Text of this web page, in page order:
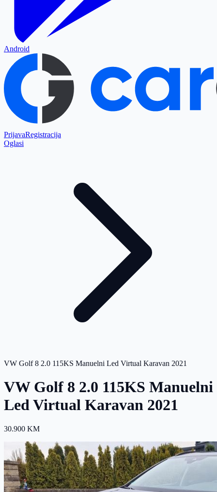
Android
PrijavaRegistracija
Oglasi
VW Golf 8 2.0 115KS Manuelni Led Virtual Karavan 2021
VW Golf 8 2.0 115KS Manuelni
Led Virtual Karavan 2021
30.900 KM